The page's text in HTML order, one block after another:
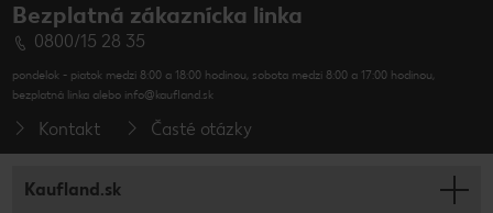
Bezplatná zákaznícka linka
0800/15 28 35
pondelok - piatok medzi 8:00 a 18:00 hodinou, sobota medzi 8:00 a 17:00 hodinou,
bezplatná linka alebo info@kaufland.sk
Kontakt Časté otázky
Kaufland.sk